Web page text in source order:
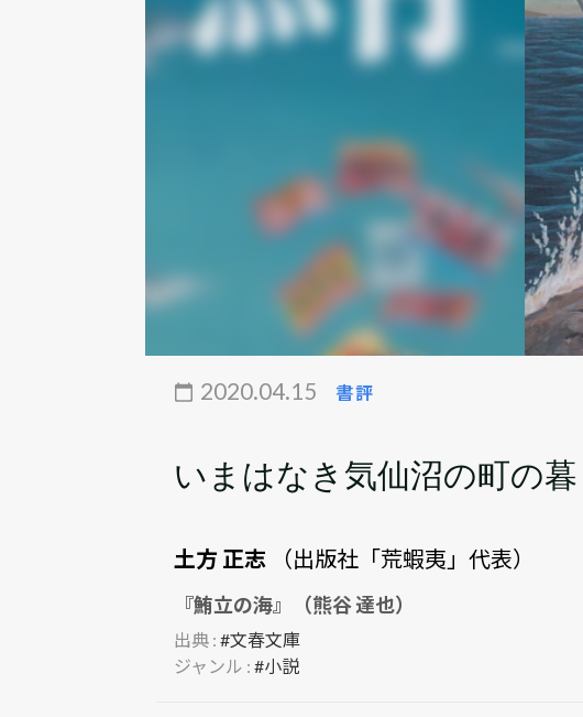
2020.04.15 書評
いまはなき気仙沼の町の
土方 正志 （出版社「荒蝦夷」代表）
『鮪立の海』（熊谷 達也）
出典 : #文春文庫
ジャンル : #小説